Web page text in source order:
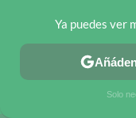
CHOLLOS TELEGRAM
Ya puedes ver
Solo